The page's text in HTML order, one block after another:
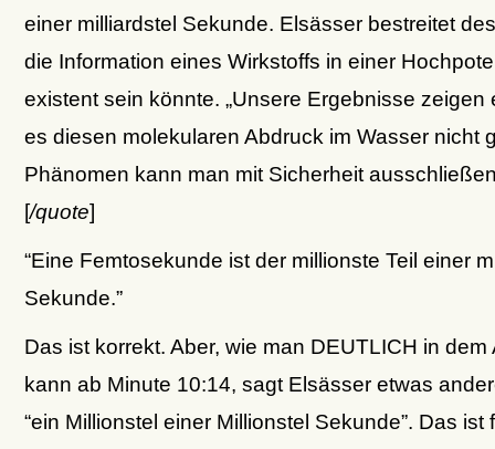
einer milliardstel Sekunde. Elsässer bestreitet
die Information eines Wirkstoffs in einer
existent sein könnte. „Unsere Ergebnisse zeigen
es diesen molekularen Abdruck im Wasser nicht
Phänomen kann man mit Sicherheit
[/quote]
“Eine Femtosekunde ist der millionste Teil einer
Sekunde.”
Das ist korrekt. Aber, wie man DEUTLICH in dem
kann ab Minute 10:14, sagt Elsässer etwas
“ein Millionstel einer Millionstel Sekunde”. Das ist